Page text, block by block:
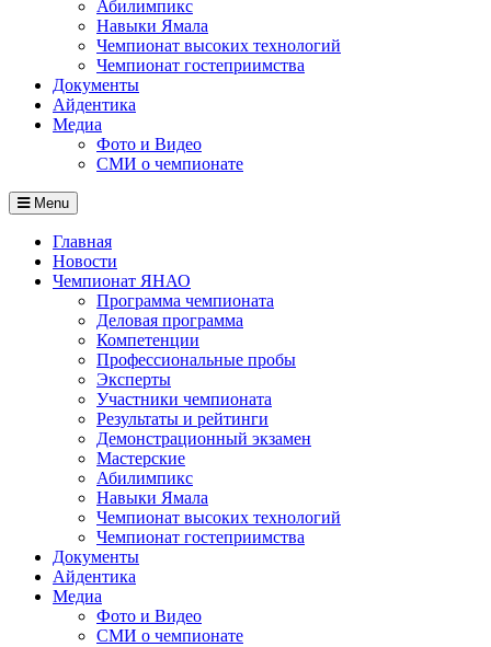
Абилимпикс
Навыки Ямала
Чемпионат высоких технологий
Чемпионат гостеприимства
Документы
Айдентика
Медиа
Фото и Видео
СМИ о чемпионате
Menu
Главная
Новости
Чемпионат ЯНАО
Программа чемпионата
Деловая программа
Компетенции
Профессиональные пробы
Эксперты
Участники чемпионата
Результаты и рейтинги
Демонстрационный экзамен
Мастерские
Абилимпикс
Навыки Ямала
Чемпионат высоких технологий
Чемпионат гостеприимства
Документы
Айдентика
Медиа
Фото и Видео
СМИ о чемпионате